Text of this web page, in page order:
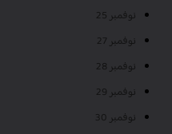
نوفمبر 25
نوفمبر 27
نوفمبر 28
نوفمبر 29
نوفمبر 30